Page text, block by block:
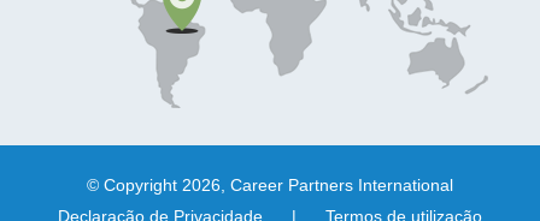
© Copyright 2026, Career Partners International
Declaração de Privacidade
| Termos de utilização